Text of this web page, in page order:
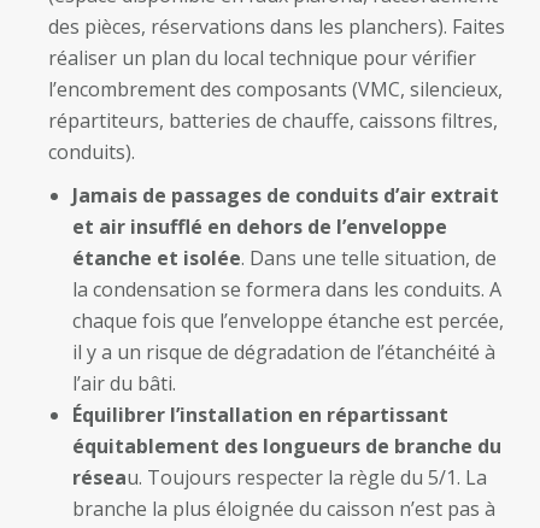
des pièces, réservations dans les planchers). Faites
réaliser un plan du local technique pour vérifier
l’encombrement des composants (VMC, silencieux,
répartiteurs, batteries de chauffe, caissons filtres,
conduits).
Jamais de passages de conduits d’air extrait
et air insufflé en dehors de l’enveloppe
étanche et isolée. Dans une telle situation, de
la condensation se formera dans les conduits. A
chaque fois que l’enveloppe étanche est percée,
il y a un risque de dégradation de l’étanchéité à
l’air du bâti.
Équilibrer l’installation en répartissant
équitablement des longueurs de branche du
réseau. Toujours respecter la règle du 5/1. La
branche la plus éloignée du caisson n’est pas à